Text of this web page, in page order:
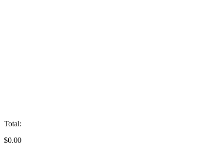
Total:
$0.00